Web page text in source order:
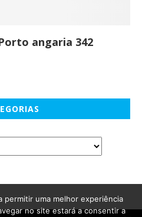
angaria 342
permitir uma melhor experiência
no site estará a consentir a